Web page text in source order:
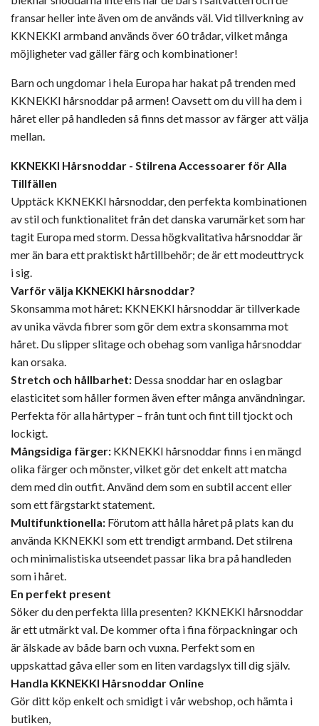
fransar heller inte även om de används väl. Vid tillverkning av
KKNEKKI armband används över 60 trådar, vilket många
möjligheter vad gäller färg och kombinationer!
Barn och ungdomar i hela Europa har hakat på trenden med
KKNEKKI hårsnoddar på armen! Oavsett om du vill ha dem i
håret eller på handleden så finns det massor av färger att välja
mellan.
KKNEKKI Hårsnoddar - Stilrena Accessoarer för Alla
Tillfällen
Upptäck KKNEKKI hårsnoddar, den perfekta kombinationen
av stil och funktionalitet från det danska varumärket som har
tagit Europa med storm. Dessa högkvalitativa hårsnoddar är
mer än bara ett praktiskt hårtillbehör; de är ett modeuttryck
i sig.
Varför välja KKNEKKI hårsnoddar?
Skonsamma mot håret: KKNEKKI hårsnoddar är tillverkade
av unika vävda fibrer som gör dem extra skonsamma mot
håret. Du slipper slitage och obehag som vanliga hårsnoddar
kan orsaka.
Stretch och hållbarhet: Dessa snoddar har en oslagbar
elasticitet som håller formen även efter många användningar.
Perfekta för alla hårtyper – från tunt och fint till tjockt och
lockigt.
Mångsidiga färger: KKNEKKI hårsnoddar finns i en mängd
olika färger och mönster, vilket gör det enkelt att matcha
dem med din outfit. Använd dem som en subtil accent eller
som ett färgstarkt statement.
Multifunktionella: Förutom att hålla håret på plats kan du
använda KKNEKKI som ett trendigt armband. Det stilrena
och minimalistiska utseendet passar lika bra på handleden
som i håret.
En perfekt present
Söker du den perfekta lilla presenten? KKNEKKI hårsnoddar
är ett utmärkt val. De kommer ofta i fina förpackningar och
är älskade av både barn och vuxna. Perfekt som en
uppskattad gåva eller som en liten vardagslyx till dig själv.
Handla KKNEKKI Hårsnoddar Online
Gör ditt köp enkelt och smidigt i vår webshop, och hämta i
butiken,